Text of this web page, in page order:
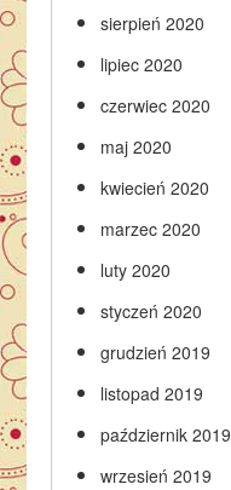
sierpień 2020
lipiec 2020
czerwiec 2020
maj 2020
kwiecień 2020
marzec 2020
luty 2020
styczeń 2020
grudzień 2019
listopad 2019
październik 2019
wrzesień 2019